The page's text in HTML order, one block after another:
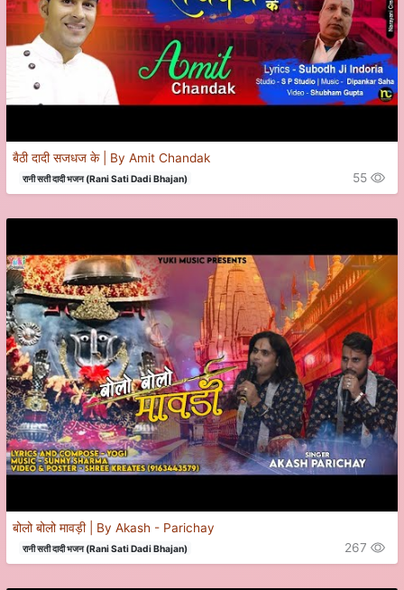
बैठी दादी सजधज के | By Amit Chandak
रानी सती दादी भजन (Rani Sati Dadi Bhajan) 55
बोलो बोलो मावड़ी | By Akash - Parichay
रानी सती दादी भजन (Rani Sati Dadi Bhajan) 267